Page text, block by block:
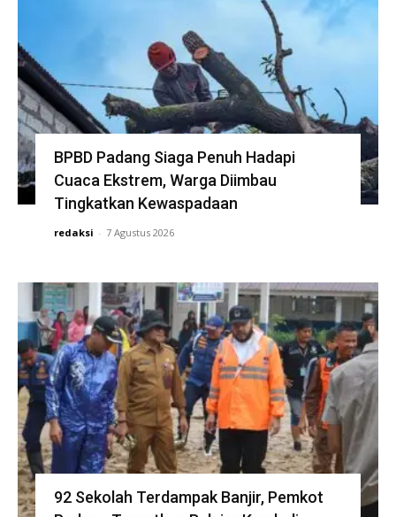
BPBD Padang Siaga Penuh Hadapi
Cuaca Ekstrem, Warga Diimbau
Tingkatkan Kewaspadaan
redaksi - 7 Agustus 2026
92 Sekolah Terdampak Banjir, Pemkot